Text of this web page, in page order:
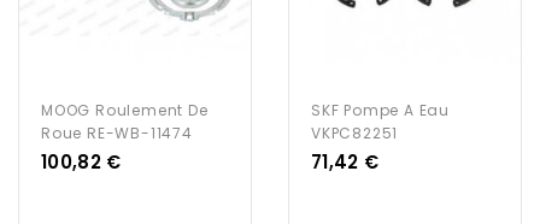
MOOG Roulement De
Roue RE-WB-11474
Prix
100,82 €
SKF Pompe A Eau
VKPC82251
Prix
71,42 €